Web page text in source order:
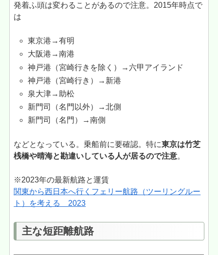
発着ふ頭は変わることがあるので注意。2015年時点で
は
東京港→有明
大阪港→南港
神戸港（宮崎行きを除く）→六甲アイランド
神戸港（宮崎行き）→新港
泉大津→助松
新門司（名門以外）→北側
新門司（名門）→南側
などとなっている。乗船前に要確認。特に東京は竹芝
桟橋や晴海と勘違いしている人が居るので注意。
※2023年の最新航路と運賃
関東から西日本へ行くフェリー航路（ツーリングルー
ト）を考える 2023
主な短距離航路